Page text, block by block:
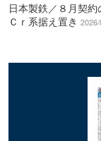
日本製鉄／８月契約
Ｃｒ系据え置き